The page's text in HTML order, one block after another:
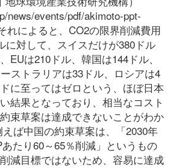
news/events/pdf/akimoto-ppt-
れによると、CO2の限界削減費用
に対して、スイスだけが380ドル
EUは210ドル、韓国は144ドル、
ストラリアは33ドル、ロシアは4
に至ってはゼロという、ほぼ日本
結果となっており、相当なコスト
束草案は達成できないことがわか
ば中国の約束草案は、「2030年
たり60～65％削減」というもの
減目標ではないため、容易に達成